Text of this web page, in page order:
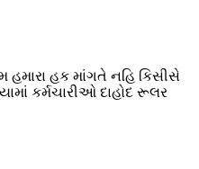
હમારા હક માંગતે નહિ કિસીસે
કર્મચારીઓ દાહોદ રૂલર